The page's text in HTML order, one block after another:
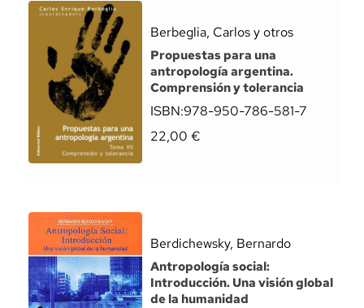
Berbeglia, Carlos y otros
Propuestas para una
antropología argentina.
Comprensión y tolerancia
ISBN:978-950-786-581-7
22,00 €
Berdichewsky, Bernardo
Antropología social:
Introducción. Una visión global
de la humanidad